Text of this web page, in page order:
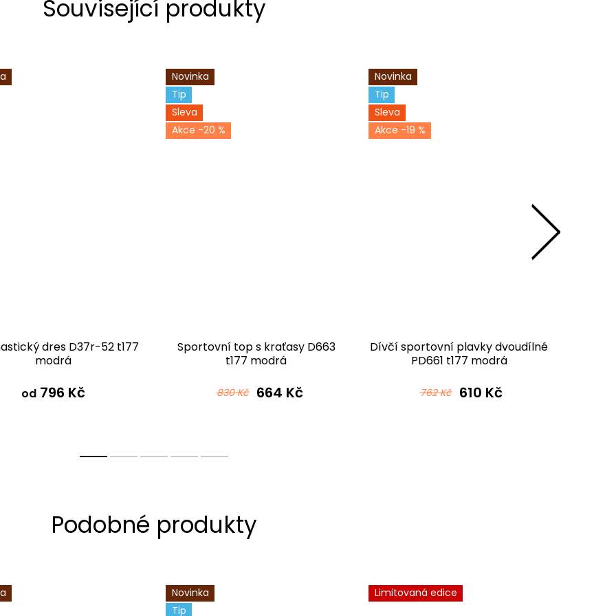
Související produkty
dres D37r-52 t177
modrá
od 796 Kč
Novinka
Tip
Sleva
-20 %
Sportovní top s kraťasy D663
t177 modrá
830 Kč 664 Kč
Novinka
Tip
Sleva
-19 %
Dívčí sportovní plavky dvoudílné
PD661 t177 modrá
762 Kč 610 Kč
Novinka
Tip
Limitovaná edice